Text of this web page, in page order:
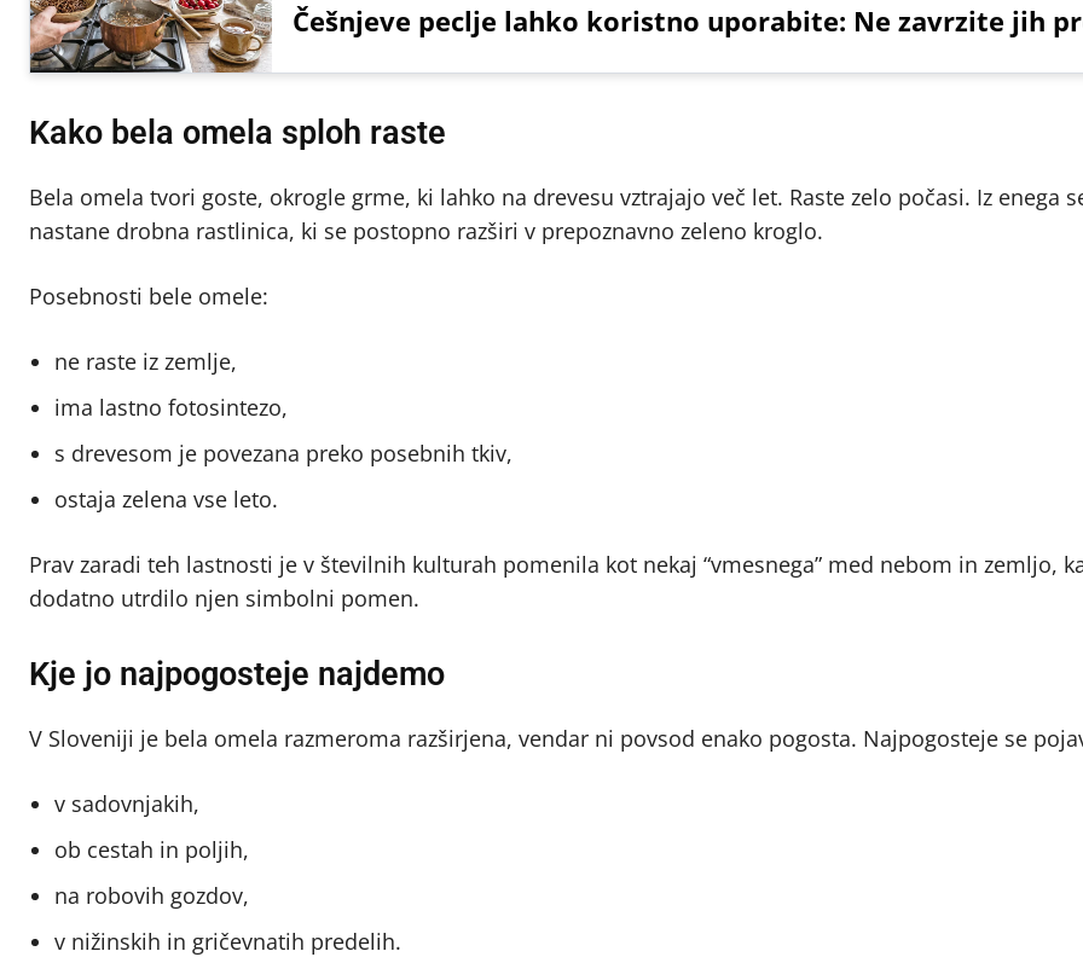
Češnjeve peclje lahko koristno uporabite: Ne zavrzite jih
Kako bela omela sploh raste
Bela omela tvori goste, okrogle grme, ki lahko na drevesu vztrajajo več let. Raste zelo počasi. Iz enega
nastane drobna rastlinica, ki se postopno razširi v prepoznavno zeleno kroglo.
Posebnosti bele omele:
ne raste iz zemlje,
ima lastno fotosintezo,
s drevesom je povezana preko posebnih tkiv,
ostaja zelena vse leto.
Prav zaradi teh lastnosti je v številnih kulturah pomenila kot nekaj “vmesnega” med nebom in zemljo,
dodatno utrdilo njen simbolni pomen.
Kje jo najpogosteje najdemo
V Sloveniji je bela omela razmeroma razširjena, vendar ni povsod enako pogosta. Najpogosteje se
v sadovnjakih,
ob cestah in poljih,
na robovih gozdov,
v nižinskih in gričevnatih predelih.